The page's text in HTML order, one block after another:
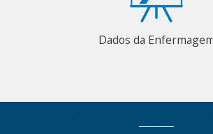
Dados da